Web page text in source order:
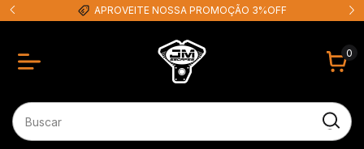
APROVEITE NOSSA PROMOÇÃO 3%OFF
0